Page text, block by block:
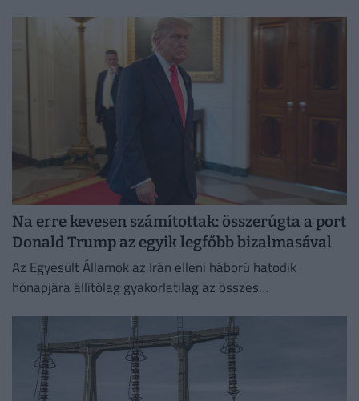
Na erre kevesen számítottak: összerúgta a port
Donald Trump az egyik legfőbb bizalmasával
Az Egyesült Államok az Irán elleni háború hatodik
hónapjára állítólag gyakorlatilag az összes